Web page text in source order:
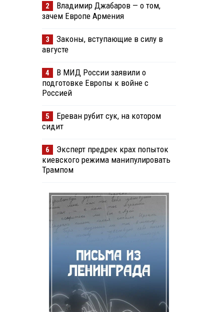
2
Владимир Джабаров — о том,
зачем Европе Армения
3
Законы, вступающие в силу в
августе
4
В МИД России заявили о
подготовке Европы к войне с
Россией
5
Ереван рубит сук, на котором
сидит
6
Эксперт предрек крах попыток
киевского режима манипулировать
Трампом